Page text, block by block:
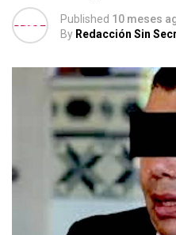
Published 10 meses
By Redacción Sin